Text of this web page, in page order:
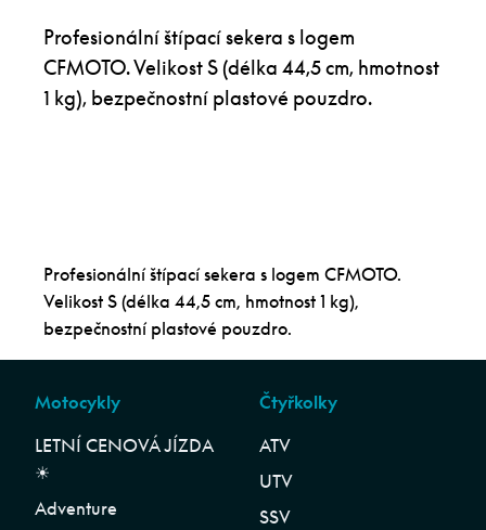
Profesionální štípací sekera s logem
CFMOTO. Velikost S (délka 44,5 cm, hmotnost
1 kg), bezpečnostní plastové pouzdro.
Profesionální štípací sekera s logem CFMOTO.
Velikost S (délka 44,5 cm, hmotnost 1 kg),
bezpečnostní plastové pouzdro.
Motocykly
LETNÍ CENOVÁ JÍZDA
☀︎
Adventure
Čtyřkolky
ATV
UTV
SSV